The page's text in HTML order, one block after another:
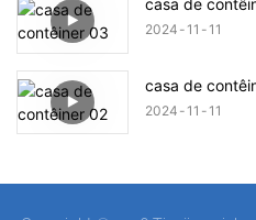
casa de
2024 11 11
casa de
2024 11 11